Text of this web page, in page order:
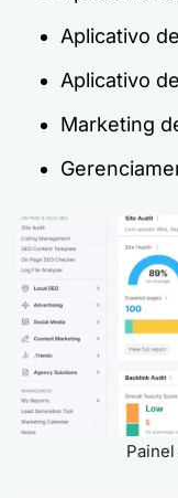
Aplicativo
Aplicativo
Marketing